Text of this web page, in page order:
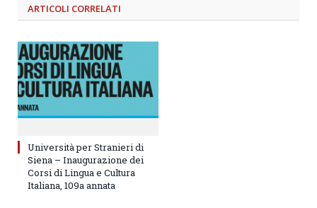
ARTICOLI CORRELATI
Università per Stranieri di
Siena – Inaugurazione dei
Corsi di Lingua e Cultura
Italiana, 109a annata